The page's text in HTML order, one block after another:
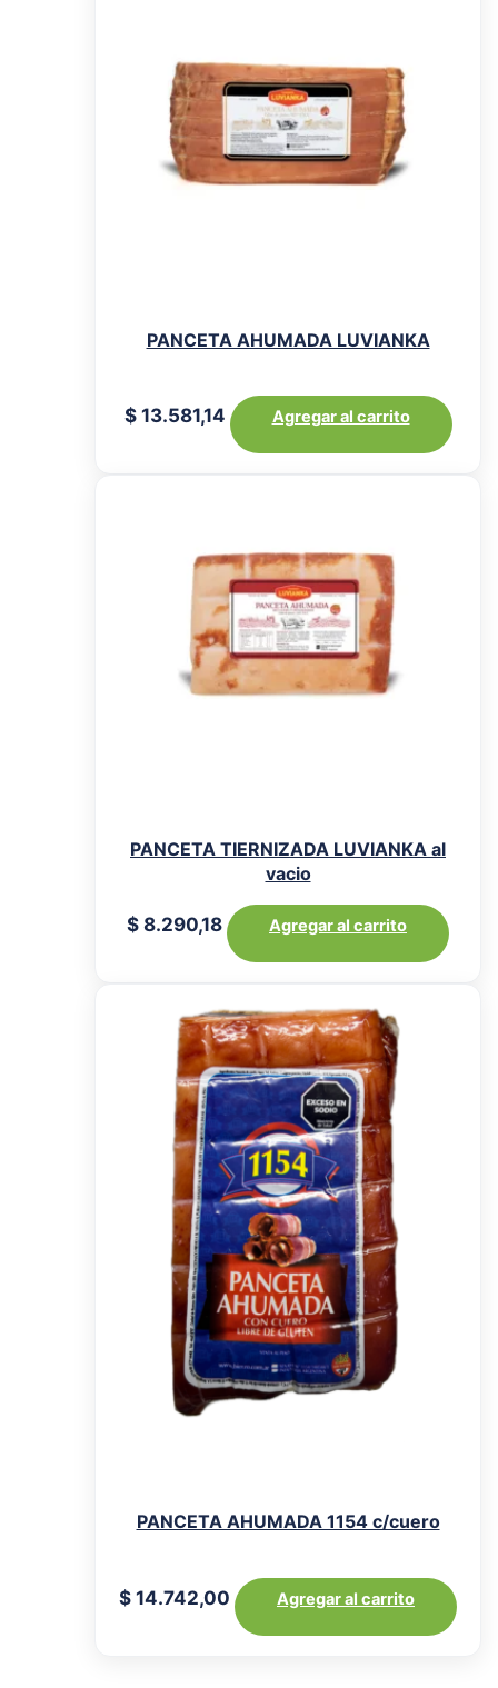
PANCETA AHUMADA LUVIANKA
$13.581,14 Agregar al carrito
PANCETA TIERNIZADA LUVIANKA al
vacio
$ 8.290,18 Agregar al carrito
PANCETA AHUMADA 1154 c/cuero
$ 14.742,00 Agregar al carrito